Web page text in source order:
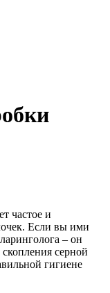
частое и
Если вы ими
– он
серной
гигиене